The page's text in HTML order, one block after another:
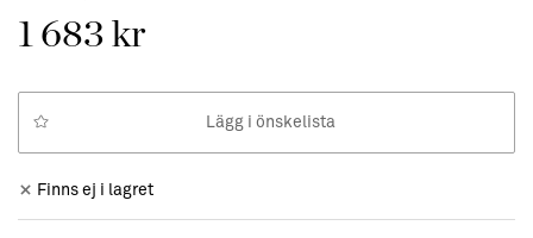
1 683 kr
Lägg i önskelista
Finns ej i lagret